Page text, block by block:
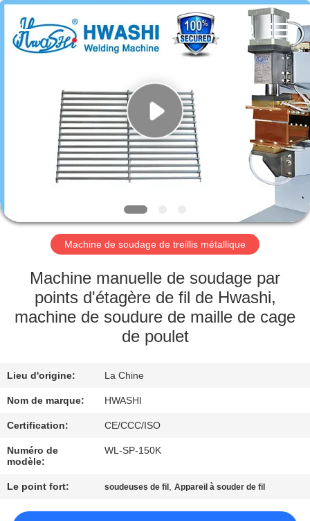
PRODUITS
SUJET
DE
NOUS
VISITE
D'USINE
QUALITÉ
CONTACTEZ-
NOUS
NOUVELLES
2026
HWASHI
TECHNOLOGY
INC..
Machine de soudage de treillis métallique
Machine manuelle de soudage par
points d'étagère de fil de Hwashi,
machine de soudure de maille de cage
de poulet
Lieu d'origine: La Chine
Nom de marque: HWASHI
Certification: CE/CCC/ISO
Numéro de
modèle:
WL-SP-150K
Le point fort: soudeuses de fil ,Appareil à souder de fil